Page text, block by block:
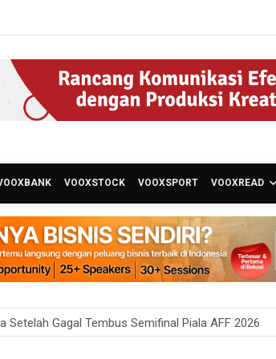
VOOXSTOCK VOOXSPORT VOOXREAD
AFF 2026 Setelah Ditahan Imbang Singapura 1-1